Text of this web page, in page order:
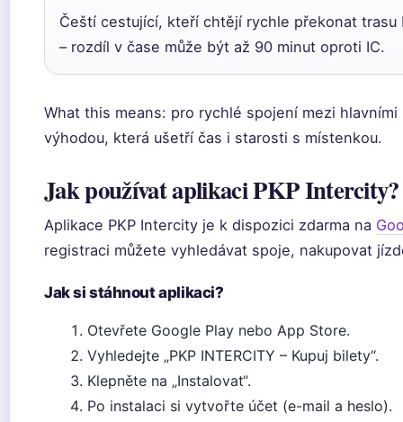
Čeští cestující, kteří chtějí rychle překonat trasu
– rozdíl v čase může být až 90 minut oproti IC.
What this means: pro rychlé spojení mezi
výhodou, která ušetří čas i starosti s místenkou.
Jak používat aplikaci PKP Intercity?
Aplikace PKP Intercity je k dispozici zdarma na
registraci můžete vyhledávat spoje, nakupovat
Jak si stáhnout aplikaci?
Otevřete Google Play nebo App Store.
Vyhledejte „PKP INTERCITY – Kupuj bilety“.
Klepněte na „Instalovat“.
Po instalaci si vytvořte účet (e-mail a heslo).